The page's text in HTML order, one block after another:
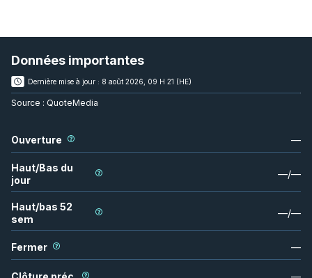
Données importantes
Dernière mise à jour : 8 août 2026, 09 H 21 (HE)
Source : QuoteMedia
Ouverture —
Haut/Bas du
jour
—/—
Haut/bas 52
sem
—/—
Fermer —